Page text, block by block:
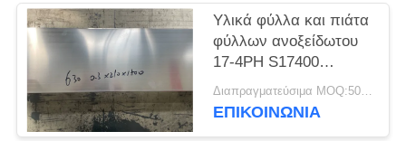
PRIVACY
POLICY
Υλικά φύλλα και πιάτα
φύλλων ανοξείδωτου
17-4PH S17400
SUS630
Διαπραγματεύσιμα MOQ:500 κλ
ΕΠΙΚΟΙΝΩΝΊΑ